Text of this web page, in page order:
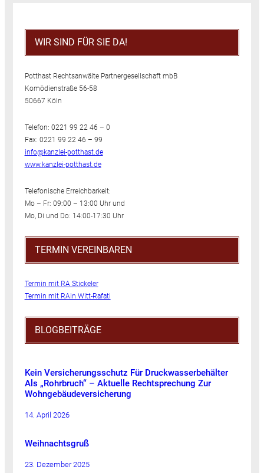
WIR SIND FÜR SIE DA!
Potthast Rechtsanwälte Partnergesellschaft mbB
Komödienstraße 56-58
50667 Köln
Telefon: 0221 99 22 46 – 0
Fax: 0221 99 22 46 – 99
info@kanzlei-potthast.de
www.kanzlei-potthast.de
Telefonische Erreichbarkeit:
Mo – Fr: 09:00 – 13:00 Uhr und
Mo, Di und Do: 14:00-17:30 Uhr
TERMIN VEREINBAREN
Termin mit RA Stickeler
Termin mit RAin Witt-Rafati
BLOGBEITRÄGE
Kein Versicherungsschutz Für Druckwasserbehälter
Als „Rohrbruch“ – Aktuelle Rechtsprechung Zur
Wohngebäudeversicherung
14. April 2026
Weihnachtsgruß
23. Dezember 2025